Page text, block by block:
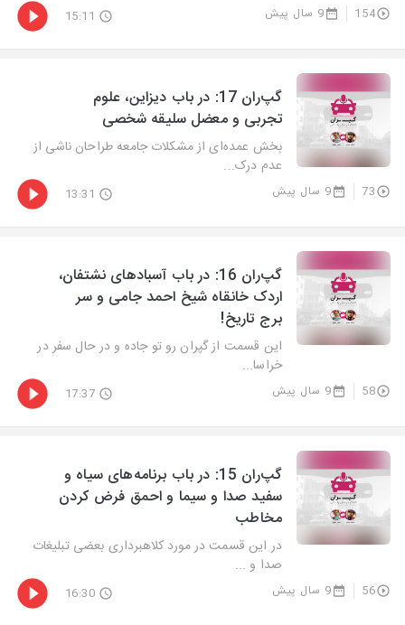
154 9 سال پیش 15:11
گپ‌ران 17: در باب دیزاین، علوم
تجربی و معضل سلیقه شخصی
بخش عمده‌ای از مشکلات جامعه طراحان ناشی از
عدم درک...
73 9 سال پیش 13:31
گپ‌ران 16: در باب آسبادهای نشتفان،
اردک خانقاه شیخ احمد جامی و سر
برج تاریخ!
این قسمت از گپران رو تو جاده و در حال سفر در
خراسا...
58 9 سال پیش 17:37
گپ‌ران 15: در باب برنامه‌های سیاه و
سفید صدا و سیما و احمق فرض کردن
مخاطب
در این قسمت در مورد کلاهبرداری بعضی تبلیغات
صدا و ...
56 9 سال پیش 16:30